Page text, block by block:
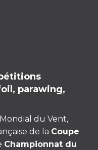
parawing,
du Vent,
de la Coupe
Championnat du